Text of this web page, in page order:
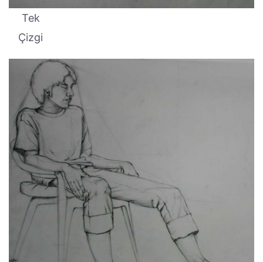
Tek
Çizgi